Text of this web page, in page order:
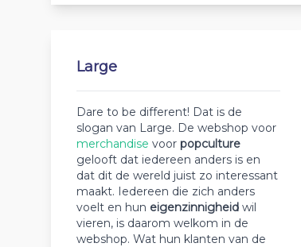
Large
Dare to be different! Dat is de
slogan van Large. De webshop voor
merchandise voor popculture
gelooft dat iedereen anders is en
dat dit de wereld juist zo interessant
maakt. Iedereen die zich anders
voelt en hun eigenzinnigheid wil
vieren, is daarom welkom in de
webshop. Wat hun klanten van de